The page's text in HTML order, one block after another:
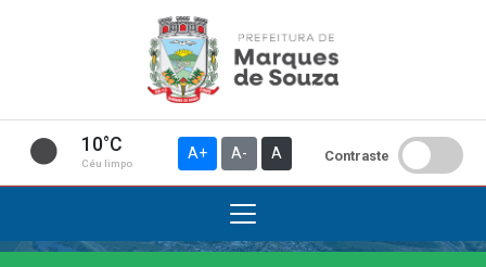
10°C
Céu limpo
A+ A- A Contraste